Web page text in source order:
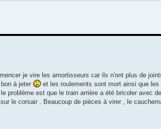
je vire les amortisseurs car ils n'ont plus de
à jeter
et les roulements sont mort ainsi que
problème est que le train arrière a été bricoler avec
le corsair . Beaucoup de pièces à virer , le